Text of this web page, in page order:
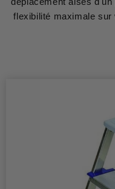
flexibilité maximale